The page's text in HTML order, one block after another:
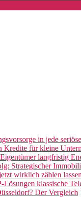
in jede
für kleine
langfristig
Strategischer
wirklich zählen lassen
klassische
Der Vergleich